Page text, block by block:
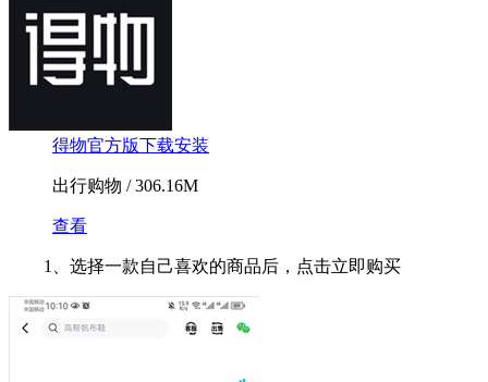
得物官方版下载安装
出行购物 / 306.16M
查看
1、选择一款自己喜欢的商品后，点击立即购买